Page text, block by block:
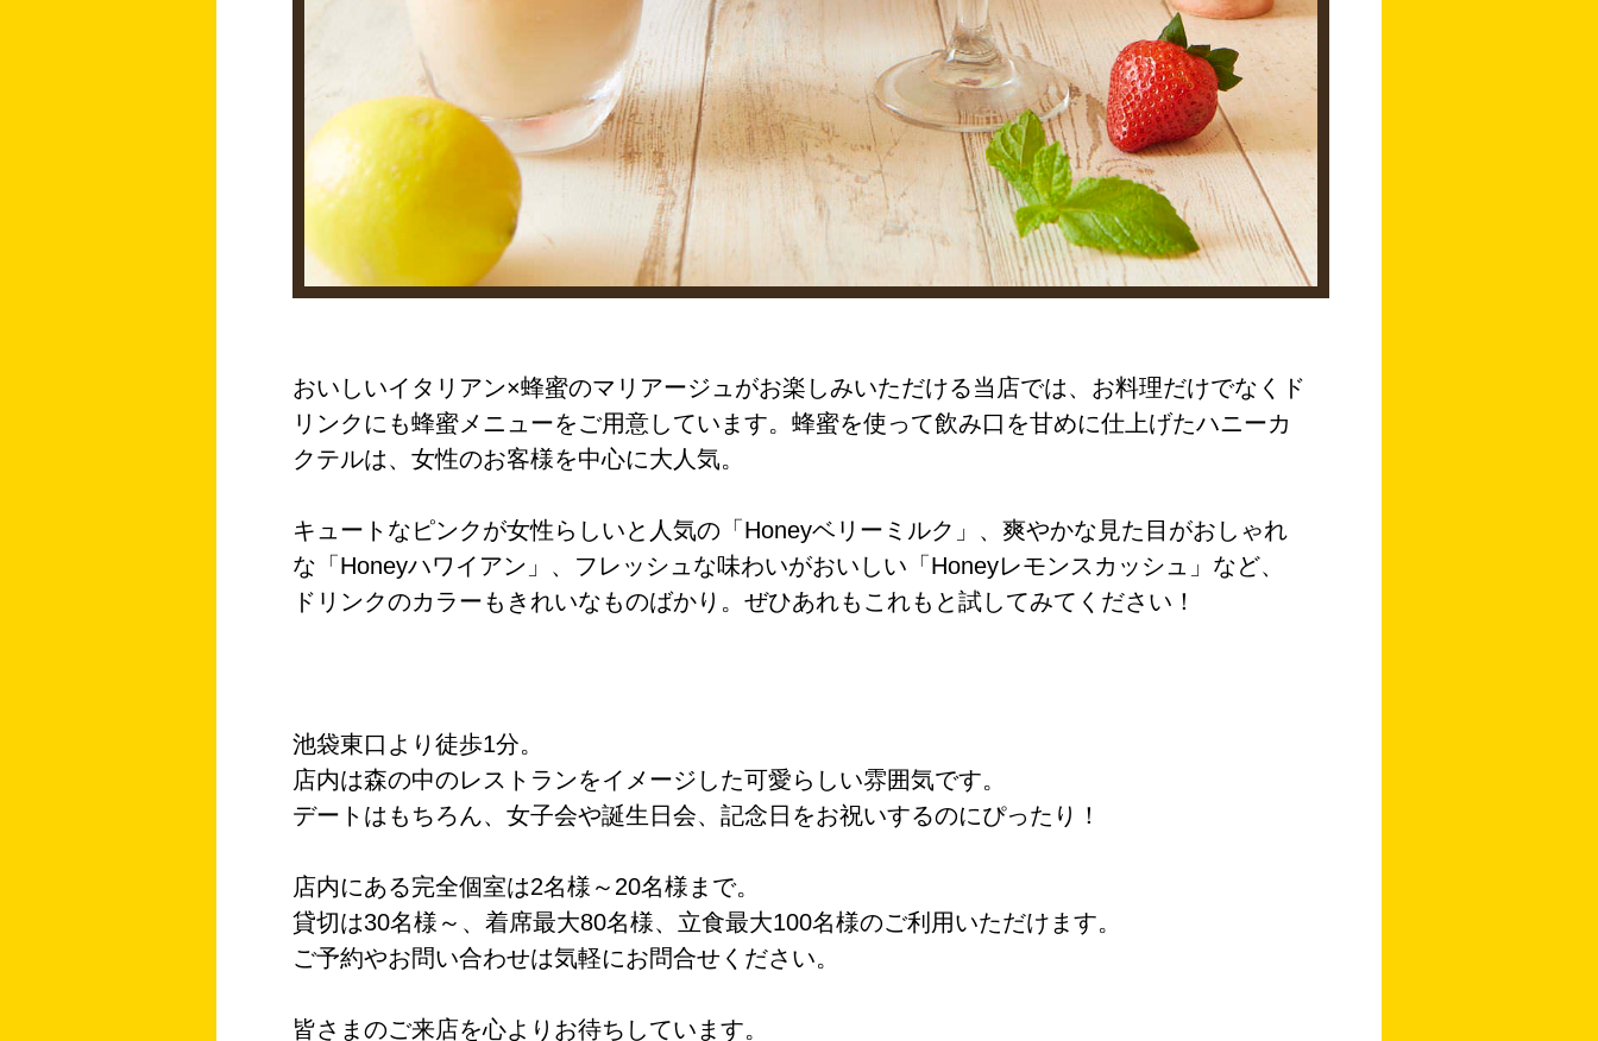
おいしいイタリアン×蜂蜜のマリアージュがお楽しみいただける当店では、お料理だけでなくド
リンクにも蜂蜜メニューをご用意しています。蜂蜜を使って飲み口を甘めに仕上げたハニーカ
クテルは、女性のお客様を中心に大人気。
キュートなピンクが女性らしいと人気の「Honeyベリーミルク」、爽やかな見た目がおしゃれ
な「Honeyハワイアン」、フレッシュな味わいがおいしい「Honeyレモンスカッシュ」など、
ドリンクのカラーもきれいなものばかり。ぜひあれもこれもと試してみてください！
池袋東口より徒歩1分。
店内は森の中のレストランをイメージした可愛らしい雰囲気です。
デートはもちろん、女子会や誕生日会、記念日をお祝いするのにぴったり！
店内にある完全個室は2名様～20名様まで。
貸切は30名様～、着席最大80名様、立食最大100名様のご利用いただけます。
ご予約やお問い合わせは気軽にお問合せください。
皆さまのご来店を心よりお待ちしています。